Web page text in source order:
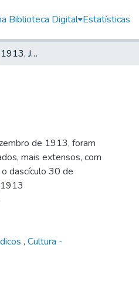
Biblioteca Digital Estatísticas
Deutsche Zeitung, 1913, Jahrg. IX, nr. 041
de 1913, foram
mais extensos, com
dascículo 30 de
, Cultura -